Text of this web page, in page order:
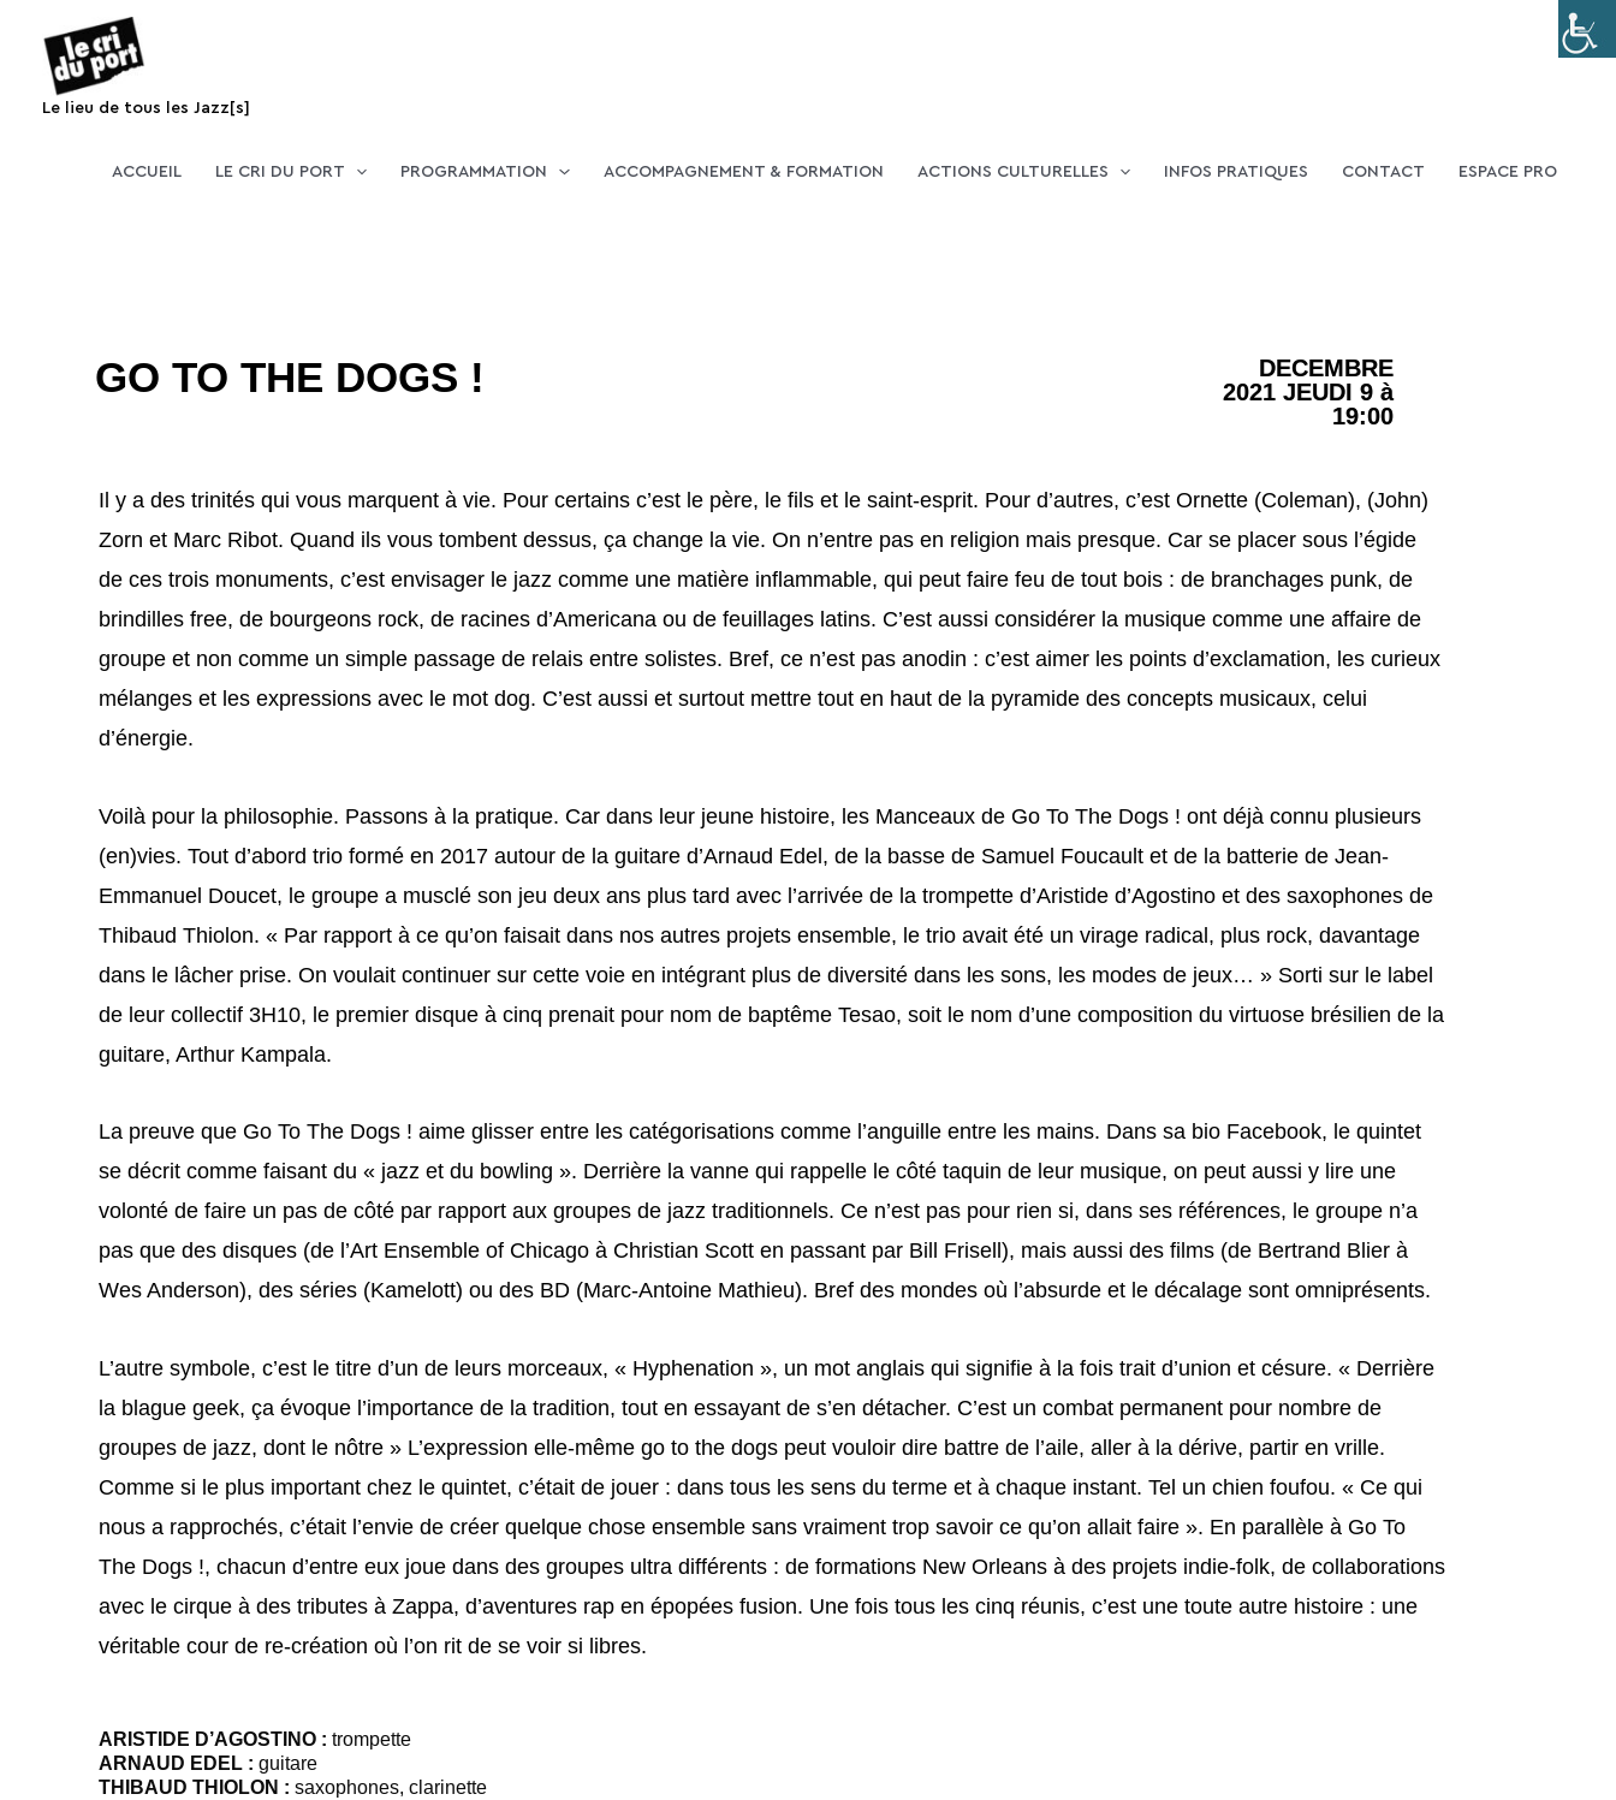
contenu
Le lieu de tous les Jazz[s]
ACCUEIL LE CRI DU PORT PROGRAMMATION ACCOMPAGNEMENT & FORMATION ACTIONS CULTURELLES INFOS PRATIQUES CONTACT ESPACE PRO
GO TO THE DOGS !
DECEMBRE
2021 JEUDI 9 à
19:00
Il y a des trinités qui vous marquent à vie. Pour certains c’est le père, le fils et le saint-esprit. Pour d’autres, c’est Ornette (Coleman), (John)
Zorn et Marc Ribot. Quand ils vous tombent dessus, ça change la vie. On n’entre pas en religion mais presque. Car se placer sous l’égide
de ces trois monuments, c’est envisager le jazz comme une matière inflammable, qui peut faire feu de tout bois : de branchages punk, de
brindilles free, de bourgeons rock, de racines d’Americana ou de feuillages latins. C’est aussi considérer la musique comme une affaire de
groupe et non comme un simple passage de relais entre solistes. Bref, ce n’est pas anodin : c’est aimer les points d’exclamation, les curieux
mélanges et les expressions avec le mot dog. C’est aussi et surtout mettre tout en haut de la pyramide des concepts musicaux, celui
d’énergie.
Voilà pour la philosophie. Passons à la pratique. Car dans leur jeune histoire, les Manceaux de Go To The Dogs ! ont déjà connu plusieurs
(en)vies. Tout d’abord trio formé en 2017 autour de la guitare d’Arnaud Edel, de la basse de Samuel Foucault et de la batterie de Jean-
Emmanuel Doucet, le groupe a musclé son jeu deux ans plus tard avec l’arrivée de la trompette d’Aristide d’Agostino et des saxophones de
Thibaud Thiolon. « Par rapport à ce qu’on faisait dans nos autres projets ensemble, le trio avait été un virage radical, plus rock, davantage
dans le lâcher prise. On voulait continuer sur cette voie en intégrant plus de diversité dans les sons, les modes de jeux… » Sorti sur le label
de leur collectif 3H10, le premier disque à cinq prenait pour nom de baptême Tesao, soit le nom d’une composition du virtuose brésilien de la
guitare, Arthur Kampala.
La preuve que Go To The Dogs ! aime glisser entre les catégorisations comme l’anguille entre les mains. Dans sa bio Facebook, le quintet
se décrit comme faisant du « jazz et du bowling ». Derrière la vanne qui rappelle le côté taquin de leur musique, on peut aussi y lire une
volonté de faire un pas de côté par rapport aux groupes de jazz traditionnels. Ce n’est pas pour rien si, dans ses références, le groupe n’a
pas que des disques (de l’Art Ensemble of Chicago à Christian Scott en passant par Bill Frisell), mais aussi des films (de Bertrand Blier à
Wes Anderson), des séries (Kamelott) ou des BD (Marc-Antoine Mathieu). Bref des mondes où l’absurde et le décalage sont omniprésents.
L’autre symbole, c’est le titre d’un de leurs morceaux, « Hyphenation », un mot anglais qui signifie à la fois trait d’union et césure. « Derrière
la blague geek, ça évoque l’importance de la tradition, tout en essayant de s’en détacher. C’est un combat permanent pour nombre de
groupes de jazz, dont le nôtre » L’expression elle-même go to the dogs peut vouloir dire battre de l’aile, aller à la dérive, partir en vrille.
Comme si le plus important chez le quintet, c’était de jouer : dans tous les sens du terme et à chaque instant. Tel un chien foufou. « Ce qui
nous a rapprochés, c’était l’envie de créer quelque chose ensemble sans vraiment trop savoir ce qu’on allait faire ». En parallèle à Go To
The Dogs !, chacun d’entre eux joue dans des groupes ultra différents : de formations New Orleans à des projets indie-folk, de collaborations
avec le cirque à des tributes à Zappa, d’aventures rap en épopées fusion. Une fois tous les cinq réunis, c’est une toute autre histoire : une
véritable cour de re-création où l’on rit de se voir si libres.
ARISTIDE D’AGOSTINO : trompette
ARNAUD EDEL : guitare
THIBAUD THIOLON : saxophones, clarinette